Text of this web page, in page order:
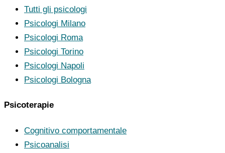
Tutti gli psicologi
Psicologi Milano
Psicologi Roma
Psicologi Torino
Psicologi Napoli
Psicologi Bologna
Psicoterapie
Cognitivo comportamentale
Psicoanalisi